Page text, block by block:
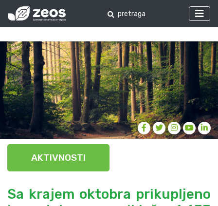
AKTIVNOSTI
Sa krajem oktobra prikupljeno